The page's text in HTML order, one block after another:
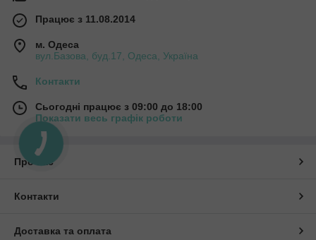
Працює з 11.08.2014
м. Одеса
вул.Базова, буд.17, Одеса, Україна
Контакти
Сьогодні працює з 09:00 до 18:00
Показати весь графік роботи
Про нас
Контакти
Доставка та оплата